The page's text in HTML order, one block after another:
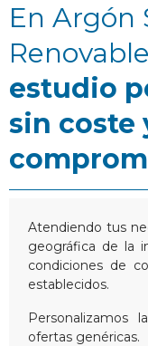
En Argón
estudio
sin coste
Atendiendo tus
geográfica de la
condiciones de
establecidos.
Personalizamos
ofertas genéricas.